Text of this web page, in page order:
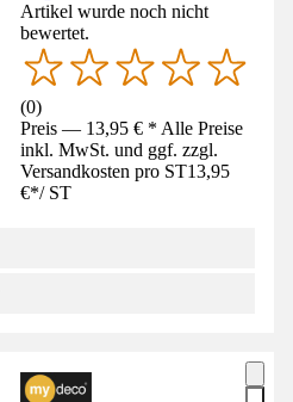
Artikel wurde noch nicht
bewertet.
(0)
Preis — 13,95 € * Alle Preise
inkl. MwSt. und ggf. zzgl.
Versandkosten pro ST13,95
€*/ ST